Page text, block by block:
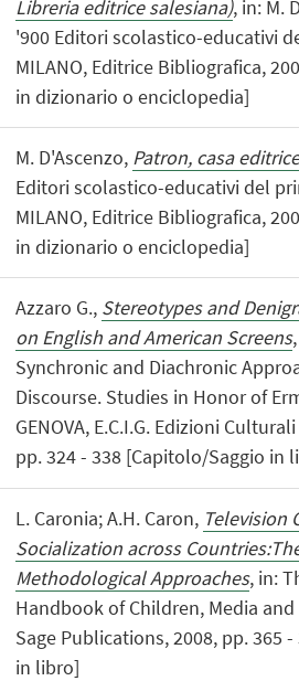
Libreria editrice salesiana), in: M.
'900 Editori scolastico-educativi
MILANO, Editrice Bibliografica,
in dizionario o enciclopedia]
M. D'Ascenzo, Patron, casa
Editori scolastico-educativi del
MILANO, Editrice Bibliografica,
in dizionario o enciclopedia]
Azzaro G., Stereotypes and
on English and American Screens
Synchronic and Diachronic
Discourse. Studies in Honor of
GENOVA, E.C.I.G. Edizioni
pp. 324 - 338 [Capitolo/Saggio in
L. Caronia; A.H. Caron, Television
Socialization across
Methodological Approaches, in:
Handbook of Children, Media and
Sage Publications, 2008, pp. 365
in libro]